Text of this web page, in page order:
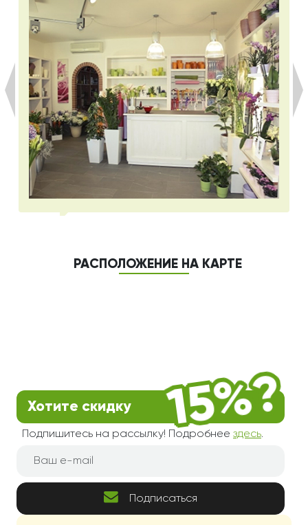
РАСПОЛОЖЕНИЕ НА КАРТЕ
Хотите скидку
Подпишитесь на рассылку! Подробнее здесь.
Подписаться